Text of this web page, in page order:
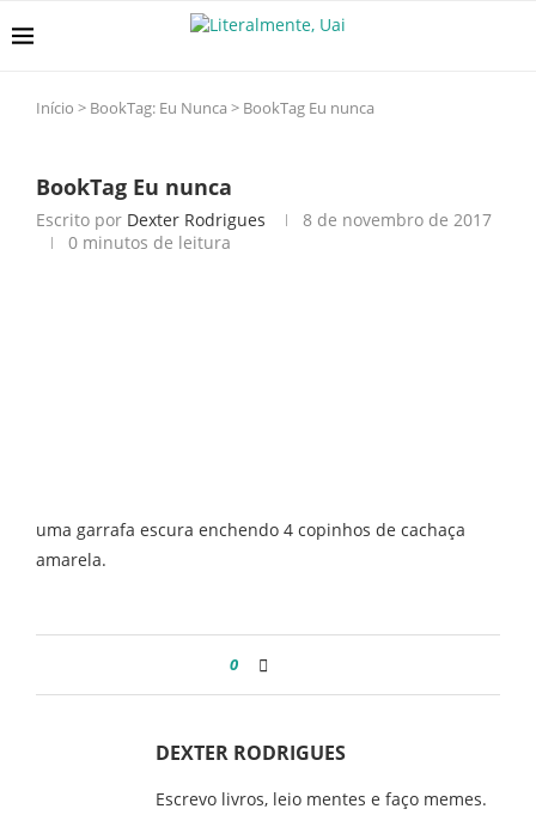
Início > BookTag: Eu Nunca > BookTag Eu nunca
BookTag Eu nunca
Escrito por Dexter Rodrigues
8 de novembro de 2017
0 minutos de leitura
uma garrafa escura enchendo 4 copinhos de cachaça
amarela.
0
DEXTER RODRIGUES
Escrevo livros, leio mentes e faço memes.